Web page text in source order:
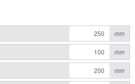
mm
mm
mm